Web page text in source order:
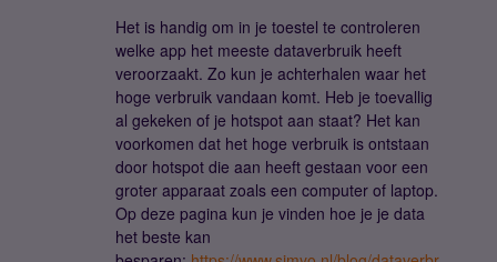
Het is handig om in je toestel te controleren
welke app het meeste dataverbruik heeft
veroorzaakt. Zo kun je achterhalen waar het
hoge verbruik vandaan komt. Heb je toevallig
al gekeken of je hotspot aan staat? Het kan
voorkomen dat het hoge verbruik is ontstaan
door hotspot die aan heeft gestaan voor een
groter apparaat zoals een computer of laptop.
Op deze pagina kun je vinden hoe je je data
het beste kan